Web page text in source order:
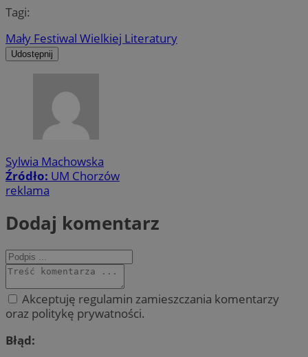
Tagi:
Mały Festiwal Wielkiej Literatury
Udostępnij
Sylwia Machowska
Źródło: UM Chorzów
reklama
Dodaj komentarz
Akceptuję regulamin zamieszczania komentarzy
oraz politykę prywatności.
Błąd: